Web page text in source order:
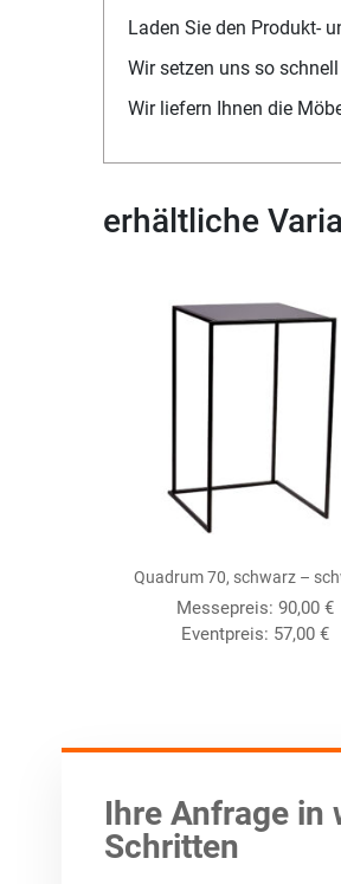
Laden Sie den Produkt-
Wir setzen uns so
Wir liefern Ihnen die
erhältliche
Quadrum 70, schwarz –
Messepreis:90,00€
Eventpreis: 57,00€
Ihre Anfrage in
Schritten